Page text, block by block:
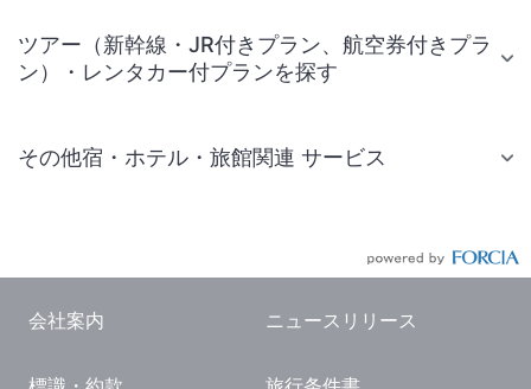
ツアー（新幹線・JR付きプラン、航空券付きプラ
ン）・レンタカー付プランを探す
その他宿・ホテル・旅館関連 サービス
会社案内 ニュースリリース